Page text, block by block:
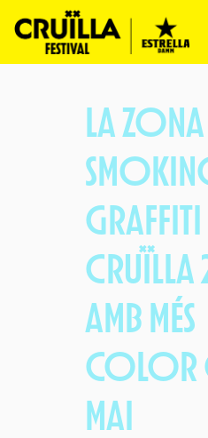
LA ZONA
GRAFFITI
AMB MÉS
COLOR
MAI